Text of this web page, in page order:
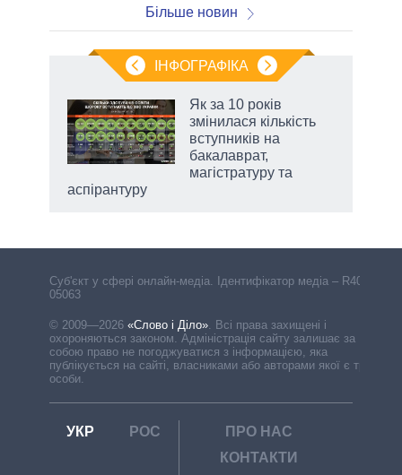
Більше новин
ІНФОГРАФІКА
Як за 10 років
змінилася кількість
вступників на
бакалаврат,
магістратуру та
аспірантуру
Cуб'єкт у сфері онлайн-медіа. Ідентифікатор медіа – R40-
05063
© 2009—2026 «Слово і Діло»
Всі права захищені і
охороняються законом. Адміністрація сайту залишає за
собою право не погоджуватися з інформацією, яка
публікується на сайті, власниками або авторами якої є треті
особи.
УКР РОС
ПРО НАС
КОНТАКТИ